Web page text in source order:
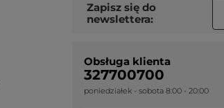
Zapisz się do
newslettera:
Obsługa klienta
327700700
poniedziałek - sobota 8:00 - 20:00